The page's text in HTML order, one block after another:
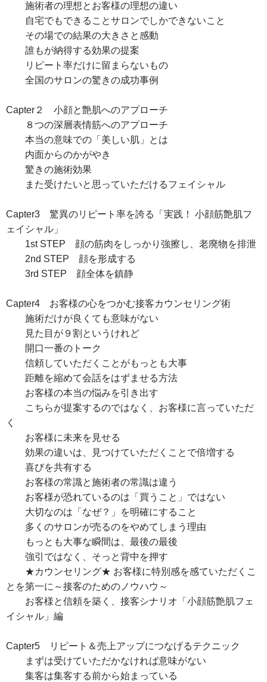
施術者の理想とお客様の理想の違い
自宅でもできることサロンでしかできないこと
その場での結果の大きさと感動
誰もが納得する効果の提案
リピート率だけに留まらないもの
全国のサロンの驚きの成功事例
Capter２ 小顔と艶肌へのアプローチ
８つの深層表情筋へのアプローチ
本当の意味での「美しい肌」とは
内面からのかがやき
驚きの施術効果
また受けたいと思っていただけるフェイシャル
Capter3 驚異のリピート率を誇る「実践！ 小顔筋艶肌フ
ェイシャル」
1st STEP 顔の筋肉をしっかり強擦し、老廃物を排泄
2nd STEP 顔を形成する
3rd STEP 顔全体を鎮静
Capter4 お客様の心をつかむ接客カウンセリング術
施術だけが良くても意味がない
見た目が９割というけれど
開口一番のトーク
信頼していただくことがもっとも大事
距離を縮めて会話をはずませる方法
お客様の本当の悩みを引き出す
こちらが提案するのではなく、お客様に言っていただ
く
お客様に未来を見せる
効果の違いは、見つけていただくことで倍増する
喜びを共有する
お客様の常識と施術者の常識は違う
お客様が恐れているのは「買うこと」ではない
大切なのは「なぜ？」を明確にすること
多くのサロンが売るのをやめてしまう理由
もっとも大事な瞬間は、最後の最後
強引ではなく、そっと背中を押す
★カウンセリング★ お客様に特別感を感ていただくこ
とを第一に～接客のためのノウハウ～
お客様と信頼を築く、接客シナリオ「小顔筋艶肌フェ
イシャル」編
Capter5 リピート＆売上アップにつなげるテクニック
まずは受けていただかなければ意味がない
集客は集客する前から始まっている